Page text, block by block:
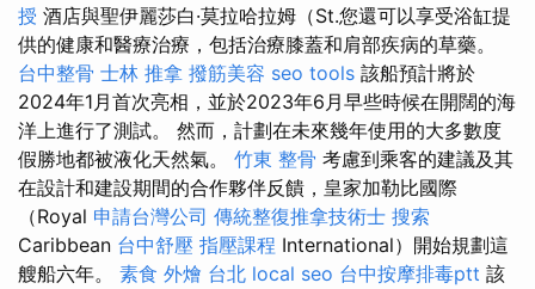
授 酒店與聖伊麗莎白·莫拉哈拉姆（St.您還可以享受浴缸提
供的健康和醫療治療，包括治療膝蓋和肩部疾病的草藥。
台中整骨 士林 推拿 撥筋美容 seo tools 該船預計將於
2024年1月首次亮相，並於2023年6月早些時候在開闊的海
洋上進行了測試。 然而，計劃在未來幾年使用的大多數度
假勝地都被液化天然氣。 竹東 整骨 考慮到乘客的建議及其
在設計和建設期間的合作夥伴反饋，皇家加勒比國際
（Royal 申請台灣公司 傳統整復推拿技術士 搜索
Caribbean 台中舒壓 指壓課程 International）開始規劃這
艘船六年。 素食 外燴 台北 local seo 台中按摩排毒ptt 該